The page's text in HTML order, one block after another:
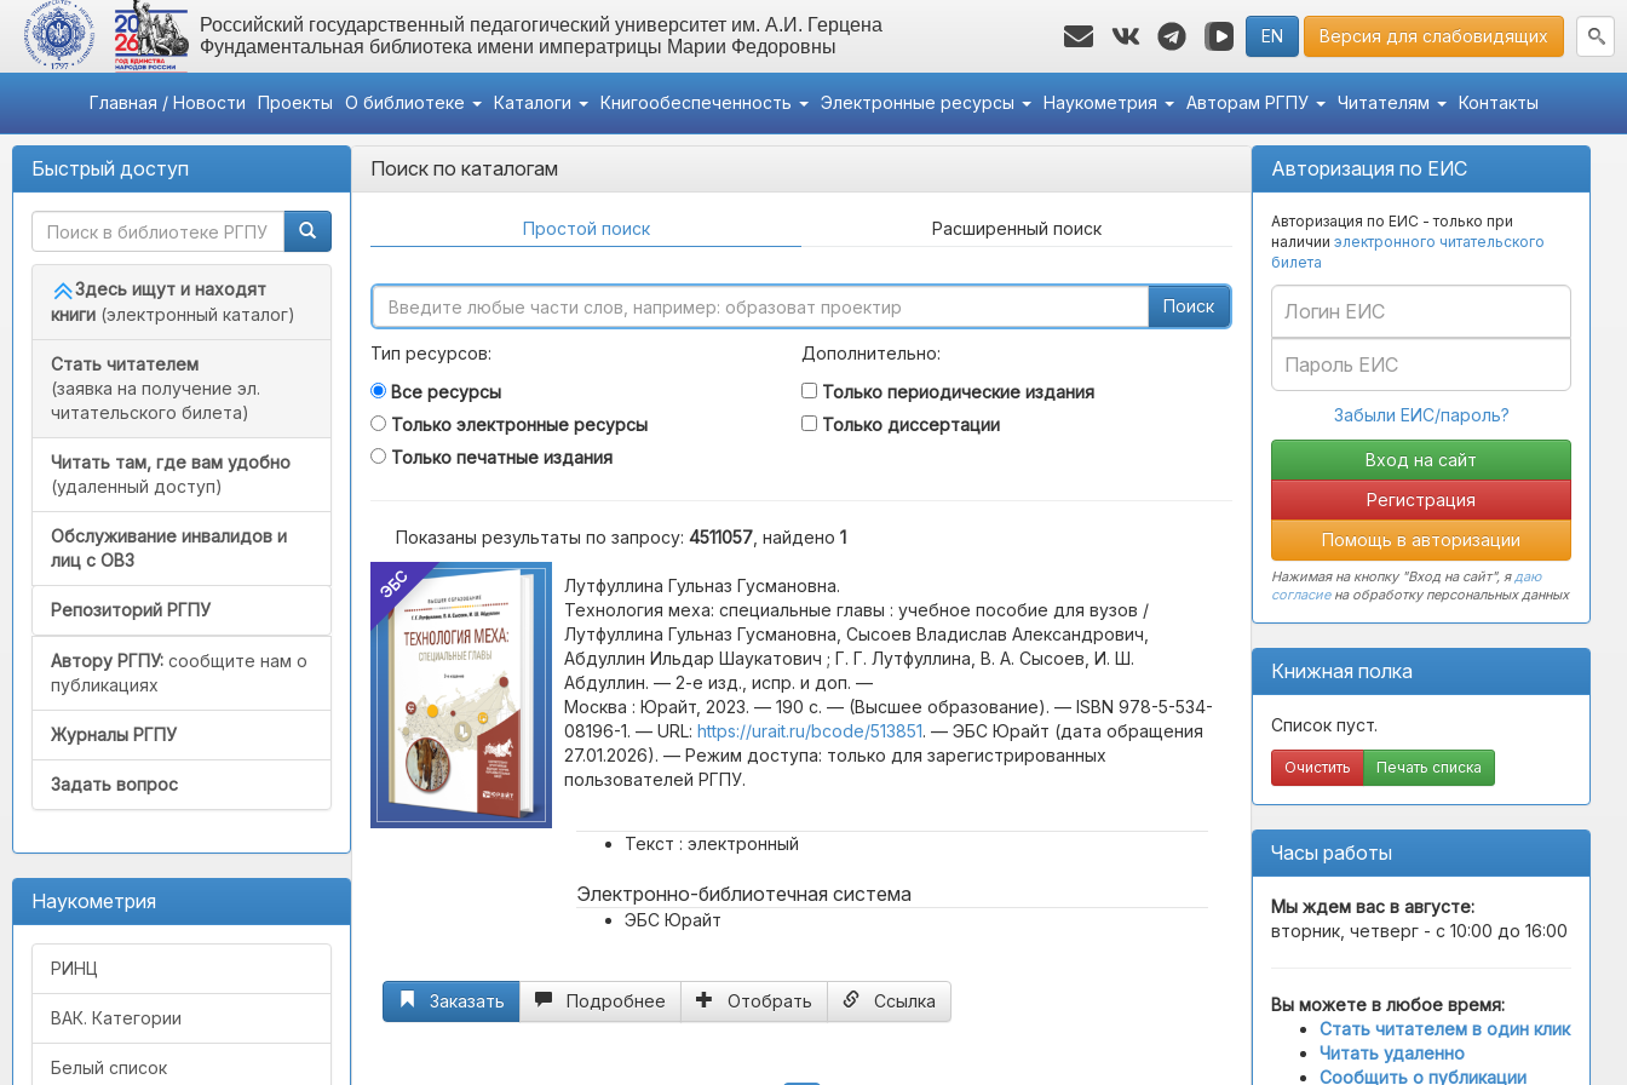
Российский государственный педагогический университет им. А.И. Герцена
Фундаментальная библиотека имени императрицы Марии Федоровны
EN Версия для слабовидящих
Главная / Новости Проекты О библиотеке Каталоги Книгообеспеченность Электронные ресурсы Наукометрия Авторам РГПУ Читателям Контакты
Быстрый доступ
Здесь ищут и находят
книги (электронный каталог)
Стать читателем
(заявка на получение эл.
читательского билета)
Читать там, где вам удобно
(удаленный доступ)
Обслуживание инвалидов и
лиц с ОВЗ
Репозиторий РГПУ
Автору РГПУ: сообщите нам о
публикациях
Журналы РГПУ
Задать вопрос
Наукометрия
РИНЦ
ВАК. Категории
Белый список
Авторизация по ЕИС
Авторизация по ЕИС - только при
наличии электронного читательского
билета
Забыли ЕИС/пароль?
Регистрация
Помощь в авторизации
Нажимая на кнопку "Вход на сайт", ядаю
согласиена обработку персональных данных
Книжная полка
Список пуст.
Очистить Печать списка
Часы работы
Мы ждем вас в августе:
вторник, четверг - с 10:00 до 16:00
Вы можете в любое время:
Стать читателем в один клик
Читать удаленно
Сообщить о публикации
Поиск по каталогам
Простой поиск Расширенный поиск
Поиск
Тип ресурсов:
Все ресурсы
Только электронные ресурсы
Только печатные издания
Дополнительно:
Только периодические издания
Только диссертации
Показаны результаты по запросу: 4511057 , найдено 1
ЭБС
Лутфуллина Гульназ Гусмановна.
Технология меха: специальные главы : учебное пособие для вузов /
Лутфуллина Гульназ Гусмановна, Сысоев Владислав Александрович,
Абдуллин Ильдар Шаукатович ; Г. Г. Лутфуллина, В. А. Сысоев, И. Ш.
Абдуллин. — 2-е изд., испр. и доп. —
Москва : Юрайт, 2023. — 190 с. — (Высшее образование). — ISBN 978-5-534-
08196-1. — URL: https://urait.ru/bcode/513851. — ЭБС Юрайт (дата обращения
27.01.2026). — Режим доступа: только для зарегистрированных
пользователей РГПУ.
Текст : электронный
Электронно-библиотечная система
ЭБС Юрайт
Заказать Подробнее Отобрать Ссылка